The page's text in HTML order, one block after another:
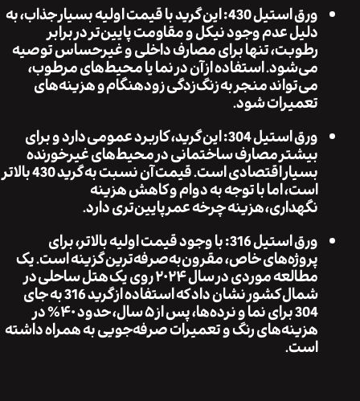
ورق استیل 430
: این گرید با قیمت اولیه بسیار جذاب، به
دلیل عدم وجود نیکل و مقاومت پایین‌تر در برابر
رطوبت، تنها برای مصارف داخلی و غیرحساس توصیه
می‌شود. استفاده از آن در نما یا محیط‌های مرطوب،
می‌تواند منجر بهزنگ‌زدگی زودهنگامو هزینه‌های
تعمیرات شود.
ورق استیل 304
: این گرید،کاربرد عمومیدارد و برای
بیشتر مصارف ساختمانی در محیط‌های غیرخورنده
بسیار اقتصادی است. قیمت آن نسبت به گرید 430 بالاتر
است، اما با توجه به دوام و کاهش هزینه
نگهداری،هزینه چرخه عمرپایین‌تری دارد.
ورق استیل 316
: با وجود قیمت اولیه بالاتر، برای
پروژه‌های خاص، مقرون‌به‌صرفه‌ترین گزینه است. یک
مطالعه موردی در سال ۲۰۲۴ روی یک هتل ساحلیدر
شمال کشور نشان داد که استفاده از گرید 316 به جای
304 برای نما و نرده‌ها، پس از ۵ سال، حدود ۴۰٪ در
هزینه‌های رنگ و تعمیرات صرفه‌جویی به همراه داشته